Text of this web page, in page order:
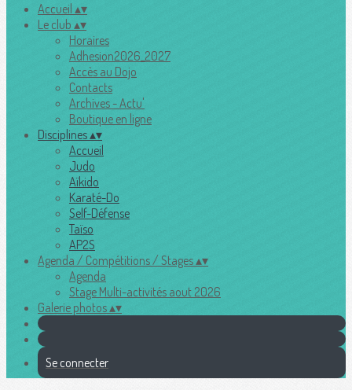
Accueil ▴▾
Le club ▴▾
Horaires
Adhesion2026_2027
Accès au Dojo
Contacts
Archives - Actu'
Boutique en ligne
Disciplines▴▾
Accueil
Judo
Aïkido
Karaté-Do
Self-Défense
Taïso
AP2S
Agenda / Compétitions / Stages▴▾
Agenda
Stage Multi-activités aout 2026
Galerie photos▴▾
Se connecter